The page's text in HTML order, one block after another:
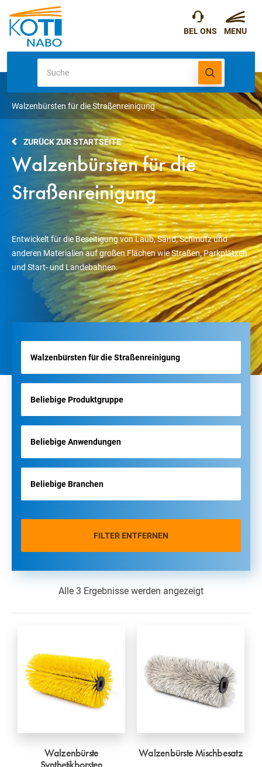
Walzenbürsten für die Straßenreinigung
ZURÜCK ZUR STARTSEITE
Walzenbürsten für die
Straßenreinigung
Entwickelt für die Beseitigung von Laub, Sand, Schmutz und
anderen Materialien auf großen Flächen wie Straßen, Parkplätzen
und Start- und Landebahnen.
FILTER ENTFERNEN
Alle 3 Ergebnisse werden angezeigt
Walzenbürste
Walzenbürste Mischbesatz